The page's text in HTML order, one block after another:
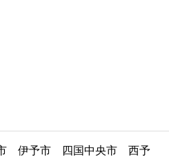
伊予市 四国中央市
西予